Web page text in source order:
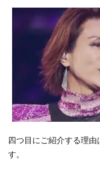
四つ目にご紹介する理
す。